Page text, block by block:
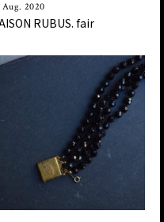
Aug. 2020
RUBUS. fair